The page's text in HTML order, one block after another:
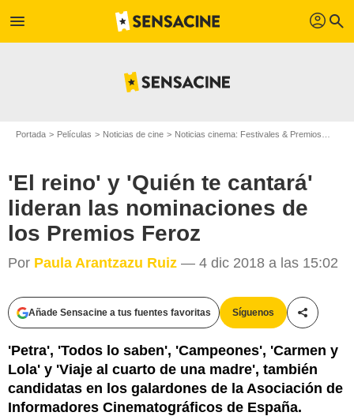
menu profil search
Portada Películas Noticias de cine Noticias cinema: Festivales & Premios
'El reino' y 'Quién te cantará'
lideran las nominaciones de
los Premios Feroz
Por Paula Arantzazu Ruiz — 4 dic 2018 a las 15:02
Añade Sensacine a tus fuentes favoritas Síguenos
'Petra', 'Todos lo saben', 'Campeones', 'Carmen y
Lola' y 'Viaje al cuarto de una madre', también
candidatas en los galardones de la Asociación de
Informadores Cinematográficos de España.